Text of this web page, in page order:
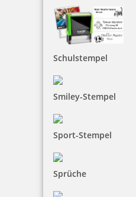
Schulstempel
Smiley-Stempel
Sport-Stempel
Sprüche
Runde Holzstempelsind
60 mm Durchmesser
runden Stempels aus Holz
werden. Sie besteht aus
mit 600 dpi Auflösung für
Abdruck gefertigt wird.
sind umweltfreundlich aus
hergestellt. Bitte beachten
entsprechendes